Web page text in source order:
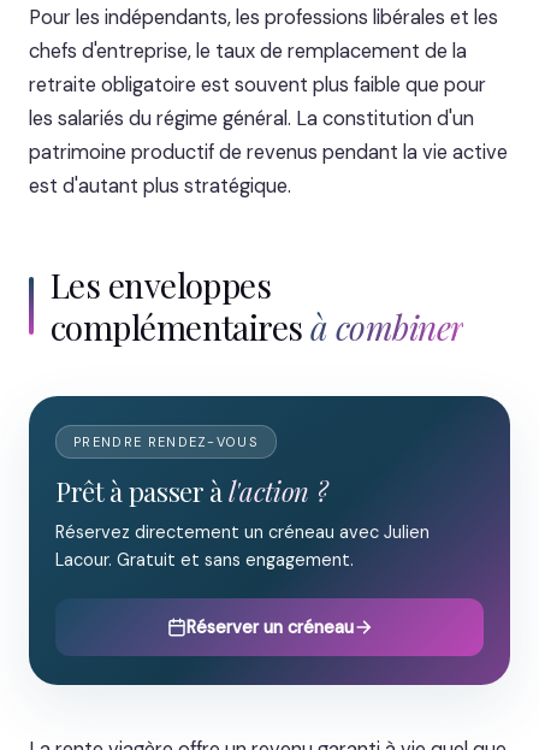
Pour les indépendants, les professions libérales et les
chefs d'entreprise, le taux de remplacement de la
retraite obligatoire est souvent plus faible que pour
les salariés du régime général. La constitution d'un
patrimoine productif de revenus pendant la vie active
est d'autant plus stratégique.
Les enveloppes
complémentairesà combiner
PRENDRE RENDEZ-VOUS
Prêt à passer àl'action ?
Réservez directement un créneau avec Julien
Lacour. Gratuit et sans engagement.
Réserver un créneau